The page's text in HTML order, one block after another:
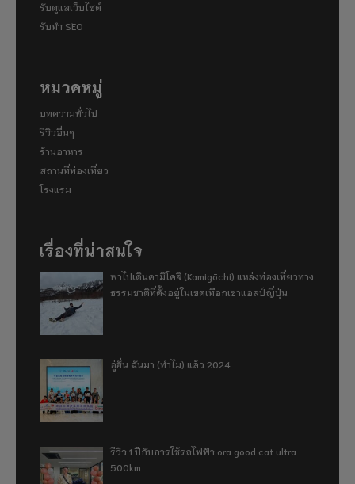
รับดูแลเว็บไซต์
รับทำ SEO
หมวดหมู่
บทความทั่วไป
รีวิวอื่นๆ
ร้านอาหาร
สถานที่ท่องเที่ยว
โรงแรม
เรื่องที่น่าสนใจ
พาไปเดินคามิโคจิ (Kamigōchi) แหล่งท่องเที่ยวทาง
ธรรมชาติที่ตั้งอยู่ในเขตเทือกเขาแอลป์ญี่ปุ่น
อู่ฮั่น ฉันมา (ทำไม) แล้ว 2024
รีวิว 1 ปีกับการใช้รถไฟฟ้า ora good cat ultra
500km